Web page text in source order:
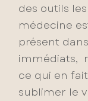
des outils
médecine
présent
immédiats,
ce qui en
sublimer le